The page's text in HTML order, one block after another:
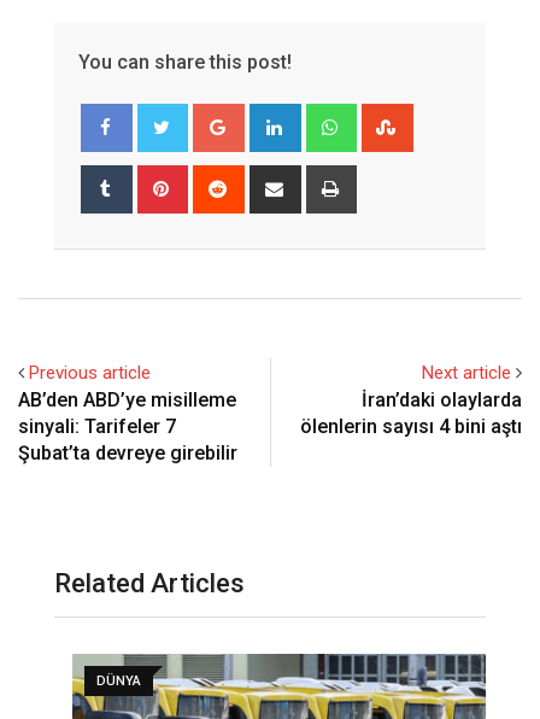
You can share this post!
Google+ LinkedIn Whatsapp
Tumblr Pinterest Reddit
Share
Previous article
AB’den ABD’ye misilleme
sinyali: Tarifeler 7
Şubat’ta devreye girebilir
Next article
İran’daki olaylarda
ölenlerin sayısı 4 bini aştı
Related Articles
DÜNYA